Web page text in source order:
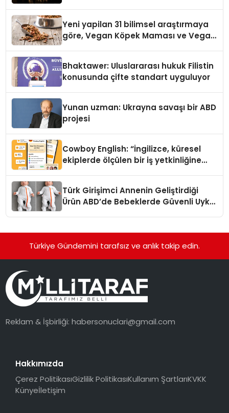
Yeni yapilan 31 bilimsel araştırmaya
göre, Vegan Köpek Maması ve Vegan
Bhaktawer: Uluslararası hukuk Filistin
konusunda çifte standart uyguluyor
Yunan uzman: Ukrayna savaşı bir ABD
projesi
Cowboy English: “İngilizce, küresel
ekiplerde ölçülen bir iş yetkinliğine
Türk Girişimci Annenin Geliştirdiği
Ürün ABD’de Bebeklerde Güvenli Uyku
Türkiye Gündemini tarafsız ve anlık takip edin.
Reklam & İşbirliği:habersonuclari@gmail.com
Hakkımızda
Çerez PolitikasıGizlilik PolitikasıKullanım ŞartlarıKVKK
Künyeİletişim